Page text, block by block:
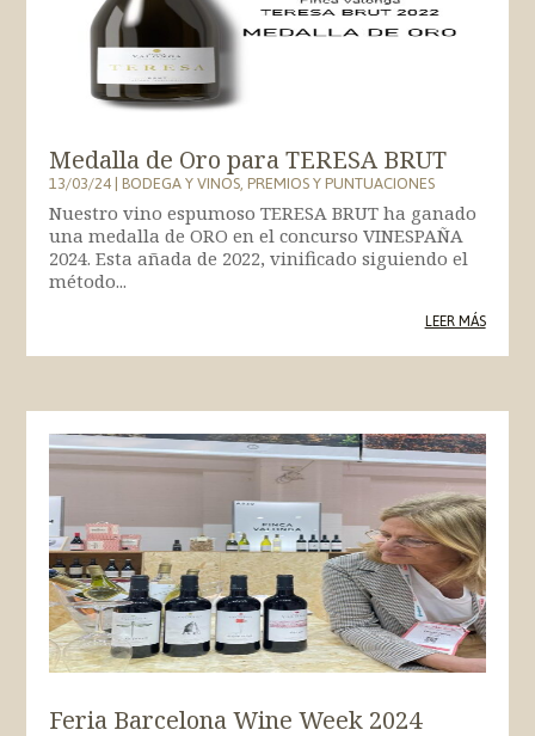
Medalla de Oro para TERESA BRUT
13/03/24|BODEGA Y VINOS,PREMIOS Y PUNTUACIONES
Nuestro vino espumoso TERESA BRUT ha ganado
una medalla de ORO en el concurso VINESPAÑA
2024. Esta añada de 2022, vinificado siguiendo el
método...
LEER MÁS
Feria Barcelona Wine Week 2024